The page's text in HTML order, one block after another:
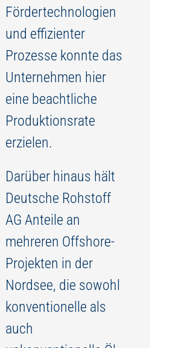
Fördertechnologien
und effizienter
Prozesse konnte das
Unternehmen hier
eine beachtliche
Produktionsrate
erzielen.
Darüber hinaus hält
Deutsche Rohstoff
AG Anteile an
mehreren Offshore-
Projekten in der
Nordsee, die sowohl
konventionelle als
auch